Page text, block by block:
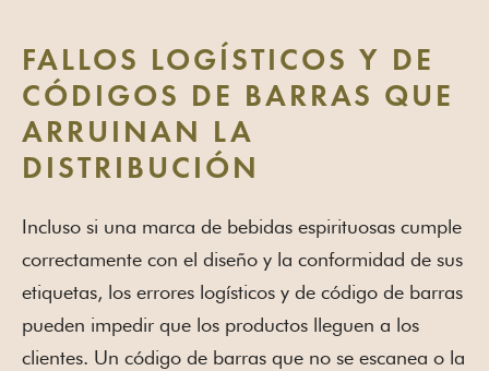
FALLOS LOGÍSTICOS Y DE
CÓDIGOS DE BARRAS QUE
ARRUINAN LA
DISTRIBUCIÓN
Incluso si una marca de bebidas espirituosas cumple
correctamente con el diseño y la conformidad de sus
etiquetas, los errores logísticos y de código de barras
pueden impedir que los productos lleguen a los
clientes. Un código de barras que no se escanea o la